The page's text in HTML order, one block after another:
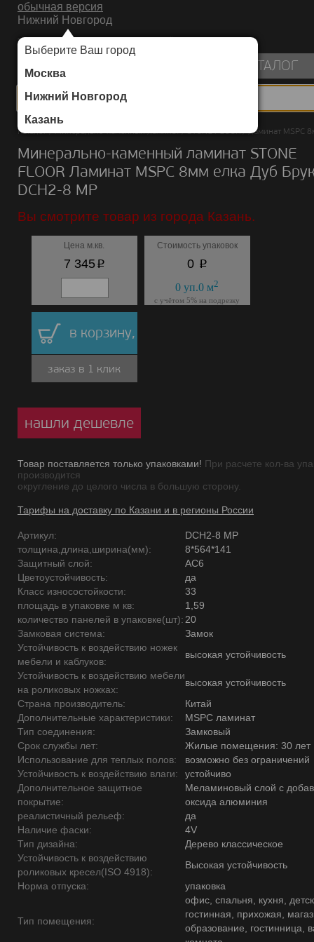
обычная версия
Нижний Новгород
Выберите Ваш город
Москва
Нижний Новгород
Казань
ИНТЕРНЕТ-МАГАЗИН НАПОЛЬНЫХ ПОКРЫТИЙ
КАТАЛОГ
Каталог/Минерально-каменный ламинат/STONE FLOOR/Ламинат MSPC
Минерально-каменный ламинат STONE
FLOOR Ламинат MSPC 8мм елка Дуб
DCH2-8 MР
Вы смотрите товар из города Казань.
Цена м.кв.
7 345p
Стоимость упаковок
0 p
0 уп.0 м2
с учётом 5% на подрезку
в корзину,
заказ в 1 клик
нашли дешевле
Товар поставляется только упаковками! При расчете кол-ва
производится
округление до целого числа в большую сторону.
Тарифы на доставку по Казани и в регионы России
Артикул:
DCH2-8 MР
толщина,длина,ширина(мм):
8*564*141
Защитный слой:
AC6
Цветоустойчивость:
да
Класс износостойкости:
33
площадь в упаковке м кв:
1,59
количество панелей в упаковке(шт): 20
Замковая система:
Замок
Устойчивость к воздействию ножек
мебели и каблуков:
высокая устойчивость
Устойчивость к воздействию мебели
на роликовых ножках:
высокая устойчивость
Страна производитель:
Китай
Дополнительные характеристики:
MSPC ламинат
Тип соединения:
Замковый
Срок службы лет:
Жилые помещения: 30 лет
Использование для теплых полов:
возможно без ограничений
Устойчивость к воздействию влаги:
устойчиво
Дополнительное защитное
покрытие:
Меламиновый слой с
оксида алюминия
реалистичный рельеф:
да
Наличие фаски:
4V
Тип дизайна:
Дерево классическое
Устойчивость к воздействию
роликовых кресел(ISO 4918):
Высокая устойчивость
Норма отпуска:
упаковка
Тип помещения:
офис, спальня, кухня,
гостинная, прихожая,
образование, гостинница,